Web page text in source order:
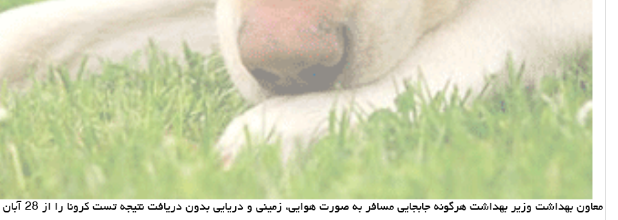
معاون بهداشت وزیر بهداشت هرگونه جابجایی مسافر به صورت هوایی، زمینی و دریایی بدون دریافت نتیجه تست كرونا را از 28 آبان ماه به بعد ممنوع اعلام نمود.